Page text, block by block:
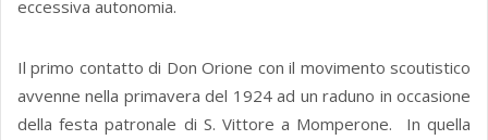
eccessiva autonomia.
Il primo contatto di Don Orione con il movimento scoutistico
avvenne nella primavera del 1924 ad un raduno in occasione
della festa patronale di S. Vittore a Momperone. In quella